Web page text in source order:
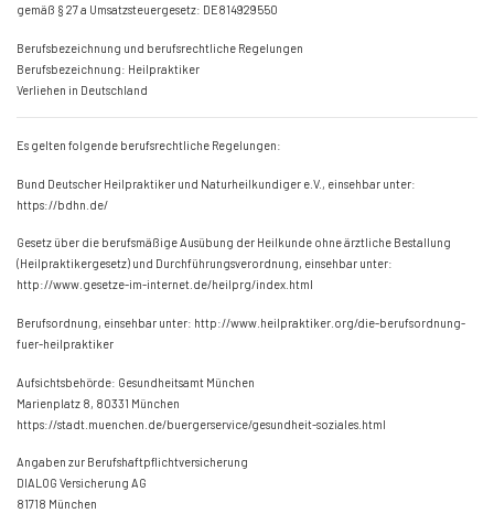
gemäß § 27 a Umsatzsteuergesetz: DE814929550
Berufsbezeichnung und berufsrechtliche Regelungen
Berufsbezeichnung: Heilpraktiker
Verliehen in Deutschland
Es gelten folgende berufsrechtliche Regelungen:
Bund Deutscher Heilpraktiker und Naturheilkundiger e.V., einsehbar unter:
https://bdhn.de/
Gesetz über die berufsmäßige Ausübung der Heilkunde ohne ärztliche Bestallung
(Heilpraktikergesetz) und Durchführungsverordnung, einsehbar unter:
http://www.gesetze-im-internet.de/heilprg/index.html
Berufsordnung, einsehbar unter: http://www.heilpraktiker.org/die-berufsordnung-
fuer-heilpraktiker
Aufsichtsbehörde: Gesundheitsamt München
Marienplatz 8, 80331 München
https://stadt.muenchen.de/buergerservice/gesundheit-soziales.html
Angaben zur Berufshaftpflichtversicherung
DIALOG Versicherung AG
81718 München